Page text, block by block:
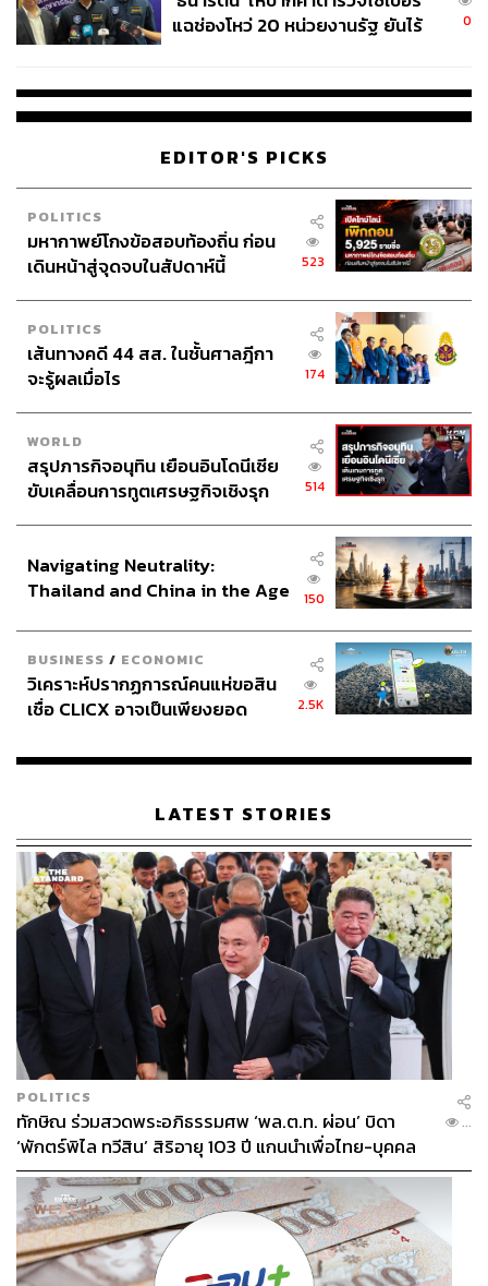
แฉช่องโหว่ 20 หน่วยงานรัฐ ยันไร้
0
EDITOR'S PICKS
POLITICS
มหากาพย์โกงข้อสอบท้องถิ่น ก่อน
เดินหน้าสู่จุดจบในสัปดาห์นี้
523
POLITICS
เส้นทางคดี 44 สส. ในชั้นศาลฎีกา
จะรู้ผลเมื่อไร
174
WORLD
สรุปภารกิจอนุทิน เยือนอินโดนีเซีย
ขับเคลื่อนการทูตเศรษฐกิจเชิงรุก
514
Navigating Neutrality:
Thailand and China in the Age
150
BUSINESS / ECONOMIC
วิเคราะห์ปรากฏการณ์คนแห่ขอสิน
เชื่อ CLICX อาจเป็นเพียงยอด
เรือนไทยที่ถูกซุกไว้
2.5K
LATEST STORIES
POLITICS
ทักษิณ ร่วมสวดพระอภิธรรมศพ ‘พล.ต.ท. ผ่อน’ บิดา
‘พักตร์พิไล ทวีสิน’ สิริอายุ 103 ปี แกนนำเพื่อไทย-บุคคล
หลากวงการร่วมอาลัย
...